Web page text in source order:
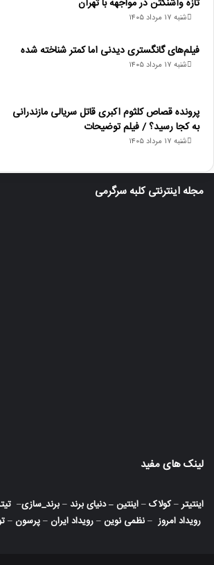
شنبه ۱۷ مرداد ۱۴۰۵
فیلم‌های گانگستری دیدنی اما کمتر شناخته شده
شنبه ۱۷ مرداد ۱۴۰۵
پرونده قصاص کلثوم اکبری قاتل سریالی مازندرانی
به کجا رسید؟ / فیلم توضیحات
شنبه ۱۷ مرداد ۱۴۰۵
مجله اینترنتی کلبه سرگرمی
لینک های مفید
اینتیتر–کولاک–اینتین–دنیای برند–برند_سازی–
رویداد امروز–نظمی نوین–رویداد ایران–پرسون–